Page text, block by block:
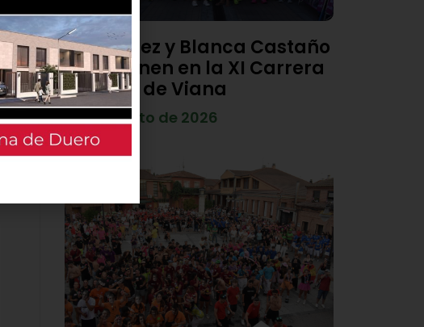
Diego Díez y Blanca Castaño
se imponen en la XI Carrera
Popular de Viana
4 de agosto de 2026